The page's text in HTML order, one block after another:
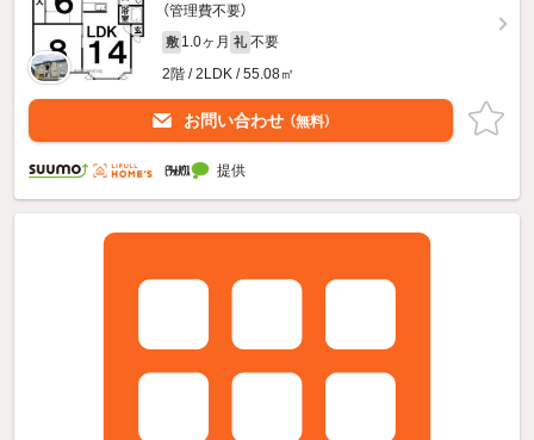
（管理費不要）
敷 1.0ヶ月 礼 不要
2階 / 2LDK / 55.08㎡
お問い合わせ （無料）
提供